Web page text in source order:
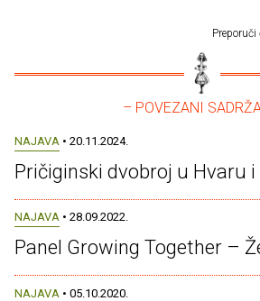
Preporuči
– POVEZANI
NAJAVA • 20.11.2024.
Pričiginski dvobroj u Hvaru i
NAJAVA • 28.09.2022.
Panel Growing Together –
NAJAVA • 05.10.2020.